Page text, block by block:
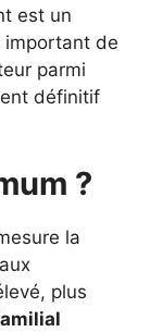
est un
important de
parmi
définitif
?
la
plus